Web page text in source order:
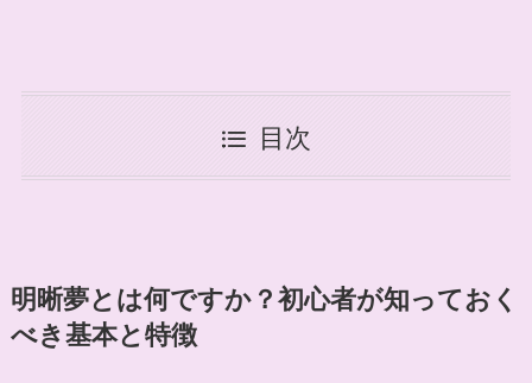
目次
明晰夢とは何ですか？初心者が知っておく
べき基本と特徴